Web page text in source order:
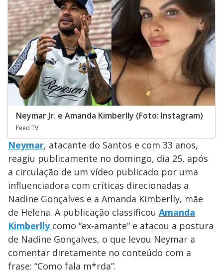
Neymar Jr. e Amanda Kimberlly (Foto: Instagram)
Feed TV
Neymar, atacante do Santos e com 33 anos,
reagiu publicamente no domingo, dia 25, após
a circulação de um vídeo publicado por uma
influenciadora com críticas direcionadas a
Nadine Gonçalves e a Amanda Kimberlly, mãe
de Helena. A publicação classificou Amanda
Kimberlly como “ex-amante” e atacou a postura
de Nadine Gonçalves, o que levou Neymar a
comentar diretamente no conteúdo com a
frase: “Como fala m*rda”.